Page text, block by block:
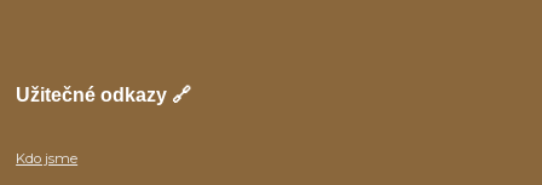
Užitečné odkazy 🔗
Kdo jsme